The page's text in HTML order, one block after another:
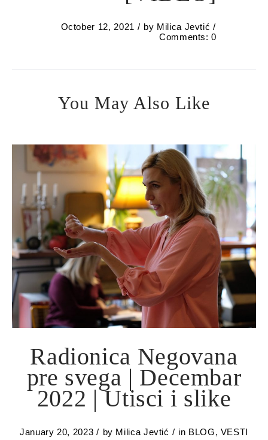
October 12, 2021 by Milica Jevtić
Comments: 0
You May Also Like
Radionica Negovana
pre svega | Decembar
2022 | Utisci i slike
January 20, 2023 by Milica Jevtić in BLOG, VESTI